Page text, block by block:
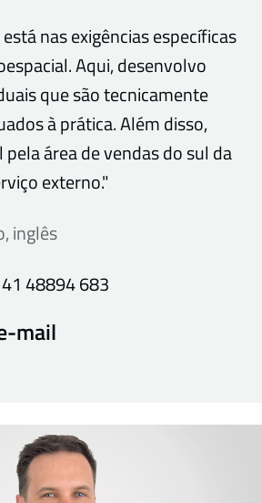
nas exigências específicas
Aqui, desenvolvo
que são tecnicamente
à prática. Além disso,
área de vendas do sul da
externo."
inglês
48894 683
mail